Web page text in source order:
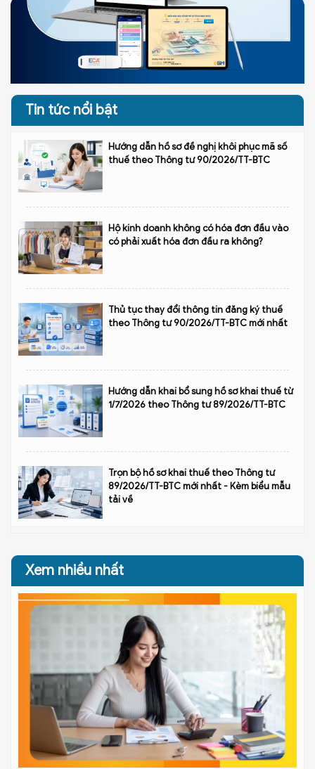
Tin tức nổi bật
Hướng dẫn hồ sơ đề nghị khôi phục mã số
thuế theo Thông tư 90/2026/TT-BTC
Hộ kinh doanh không có hóa đơn đầu vào
có phải xuất hóa đơn đầu ra không?
Thủ tục thay đổi thông tin đăng ký thuế
theo Thông tư 90/2026/TT-BTC mới nhất
Hướng dẫn khai bổ sung hồ sơ khai thuế từ
1/7/2026 theo Thông tư 89/2026/TT-BTC
Trọn bộ hồ sơ khai thuế theo Thông tư
89/2026/TT-BTC mới nhất - Kèm biểu mẫu
tải về
Xem nhiều nhất